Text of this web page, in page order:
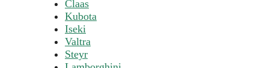
Claas
Kubota
Iseki
Valtra
Steyr